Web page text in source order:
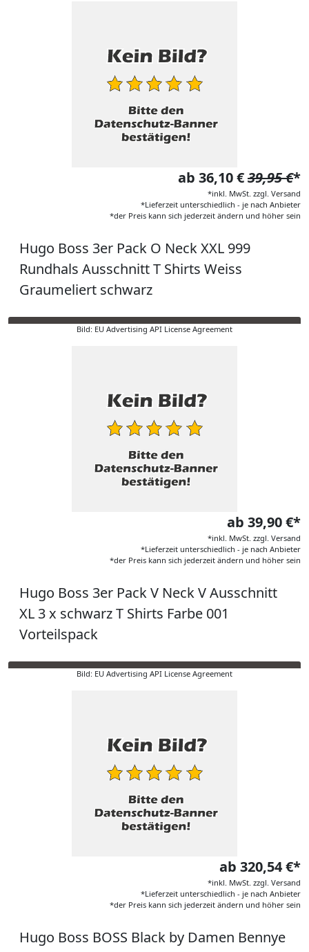
ab 36,10 €39,95 €*
*inkl. MwSt. zzgl. Versand
*Lieferzeit unterschiedlich - je nach Anbieter
*der Preis kann sich jederzeit ändern und höher sein
Hugo Boss 3er Pack O Neck XXL 999
Rundhals Ausschnitt T Shirts Weiss
Graumeliert schwarz
Bild: EU Advertising API License Agreement
ab 39,90 €*
*inkl. MwSt. zzgl. Versand
*Lieferzeit unterschiedlich - je nach Anbieter
*der Preis kann sich jederzeit ändern und höher sein
Hugo Boss 3er Pack V Neck V Ausschnitt
XL 3 x schwarz T Shirts Farbe 001
Vorteilspack
Bild: EU Advertising API License Agreement
ab 320,54 €*
*inkl. MwSt. zzgl. Versand
*Lieferzeit unterschiedlich - je nach Anbieter
*der Preis kann sich jederzeit ändern und höher sein
Hugo Boss BOSS Black by Damen Bennye